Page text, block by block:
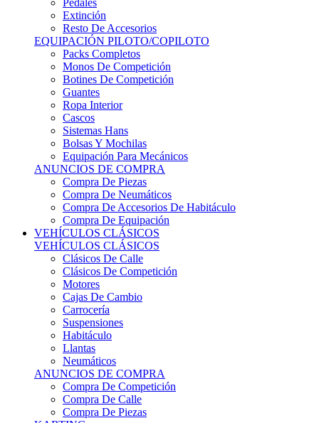
Resto De Accesorios
EQUIPACIÓN PILOTO/COPILOTO
Packs Completos
Monos De Competición
Botines De Competición
Guantes
Ropa Interior
Cascos
Sistemas Hans
Bolsas Y Mochilas
Equipación Para Mecánicos
ANUNCIOS DE COMPRA
Compra De Piezas
Compra De Neumáticos
Compra De Accesorios De Habitáculo
Compra De Equipación
VEHÍCULOS CLÁSICOS
VEHÍCULOS CLÁSICOS
Clásicos De Calle
Clásicos De Competición
Motores
Cajas De Cambio
Carrocería
Suspensiones
Habitáculo
Llantas
Neumáticos
ANUNCIOS DE COMPRA
Compra De Competición
Compra De Calle
Compra De Piezas
KARTING
KARTING